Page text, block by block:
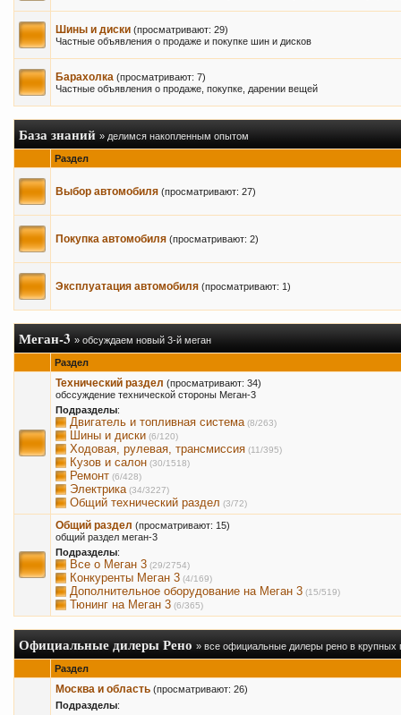
Шины и диски (просматривают: 29)
Частные объявления о продаже и покупке шин и дисков
Барахолка (просматривают: 7)
Частные объявления о продаже, покупке, дарении вещей
База знаний » делимся накопленным опытом
Раздел
Выбор автомобиля (просматривают: 27)
Покупка автомобиля (просматривают: 2)
Эксплуатация автомобиля (просматривают: 1)
Меган-3 » обсуждаем новый 3-й меган
Раздел
Технический раздел (просматривают: 34)
обссуждение технической стороны Меган-3
Подразделы:
Двигатель и топливная система (8/263)
Шины и диски (6/120)
Ходовая, рулевая, трансмиссия (11/395)
Кузов и салон (30/1518)
Ремонт (6/428)
Электрика (34/3227)
Общий технический раздел (3/72)
Общий раздел (просматривают: 15)
общий раздел меган-3
Подразделы:
Все о Меган 3 (29/2754)
Конкуренты Меган 3 (4/169)
Дополнительное оборудование на Меган 3 (15/519)
Тюнинг на Меган 3 (6/365)
Официальные дилеры Рено » все официальные дилеры рено в крупных
Раздел
Москва и область (просматривают: 26)
Подразделы: